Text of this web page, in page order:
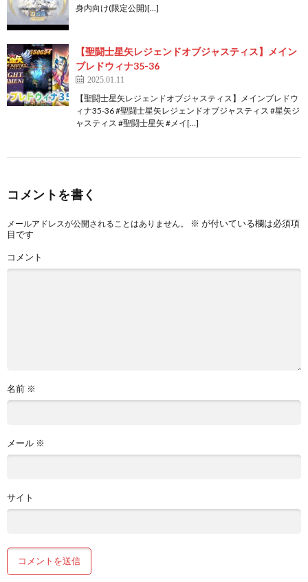
身内向け(限定公開)[…]
【聖闘士星矢レジェンドオブジャスティス】メイン
ブレドウィナ35-36
2025.01.11
【聖闘士星矢レジェンドオブジャスティス】メインブレドウ
ィナ35-36 #聖闘士星矢レジェンドオブジャスティス #星矢ジ
ャスティス #聖闘士星矢 #メイ[…]
コメントを書く
メールアドレスが公開されることはありません。 ※ が付いている欄は必須項
目です
コメント
名前 ※
メール ※
サイト